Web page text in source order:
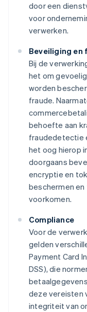
door een
voor
verwerken.
Beveiliging
Bij de
het om
worden
fraude.
behoefte aan
fraudedetectie
het oog hierop
doorgaans
encryptie en
beschermen
voorkomen.
Compliance
Voor de
gelden
Payment Card
DSS), die
deze vereisten
integriteit van